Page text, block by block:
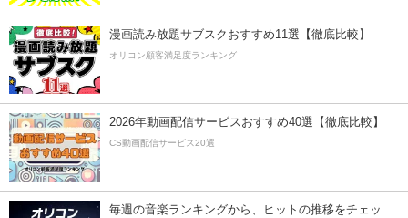
漫画読み放題サブスクおすすめ11選【徹底比較】
オリコン顧客満足度ランキング
2026年動画配信サービスおすすめ40選【徹底比較】
CS動画配信サービス20選
毎週の音楽ランキングから、ヒットの推移をチェッ